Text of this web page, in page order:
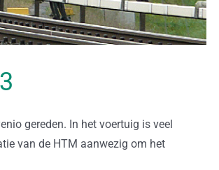
gereden. In het voertuig is veel
van de HTM aanwezig om het